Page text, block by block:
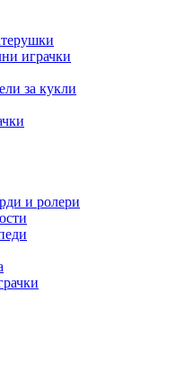
играчки
за кукли
и ролери